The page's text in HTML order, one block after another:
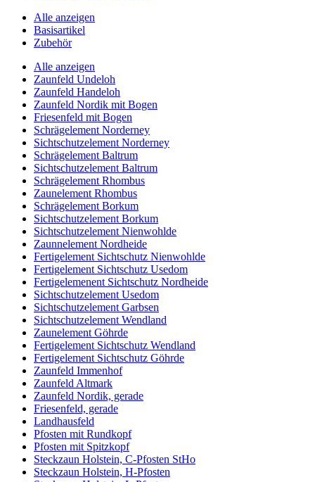
Alle anzeigen
Basisartikel
Zubehör
Alle anzeigen
Zaunfeld Undeloh
Zaunfeld Handeloh
Zaunfeld Nordik mit Bogen
Friesenfeld mit Bogen
Schrägelement Norderney
Sichtschutzelement Norderney
Schrägelement Baltrum
Sichtschutzelement Baltrum
Schrägelement Rhombus
Zaunelement Rhombus
Schrägelement Borkum
Sichtschutzelement Borkum
Sichtschutzelement Nienwohlde
Zaunnelement Nordheide
Fertigelement Sichtschutz Nienwohlde
Fertigelement Sichtschutz Usedom
Fertigelemenent Sichtschutz Nordheide
Sichtschutzelement Usedom
Sichtschutzelement Garbsen
Sichtschutzelement Wendland
Zaunelement Göhrde
Fertigelement Sichtschutz Wendland
Fertigelement Sichtschutz Göhrde
Zaunfeld Immenhof
Zaunfeld Altmark
Zaunfeld Nordik, gerade
Friesenfeld, gerade
Landhausfeld
Pfosten mit Rundkopf
Pfosten mit Spitzkopf
Steckzaun Holstein, C-Pfosten StHo
Steckzaun Holstein, H-Pfosten